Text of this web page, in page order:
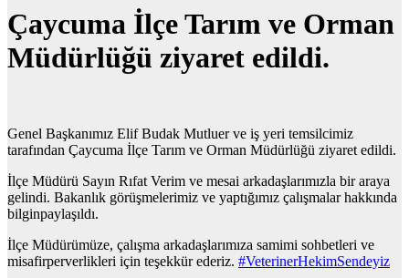
Çaycuma İlçe Tarım ve Orman
Müdürlüğü ziyaret edildi.
Genel Başkanımız Elif Budak Mutluer ve iş yeri temsilcimiz
tarafından Çaycuma İlçe Tarım ve Orman Müdürlüğü ziyaret edildi.
İlçe Müdürü Sayın Rıfat Verim ve mesai arkadaşlarımızla bir araya
gelindi. Bakanlık görüşmelerimiz ve yaptığımız çalışmalar hakkında
bilginpaylaşıldı.
İlçe Müdürümüze, çalışma arkadaşlarımıza samimi sohbetleri ve
misafirperverlikleri için teşekkür ederiz. #VeterinerHekimSendeyiz